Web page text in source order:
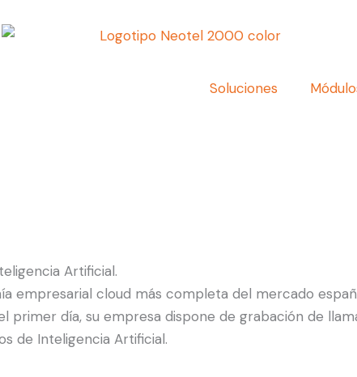
Soluciones
Artificial.
empresarial cloud más completa del mercado
primer día, su empresa dispone de grabación de
de Inteligencia Artificial.